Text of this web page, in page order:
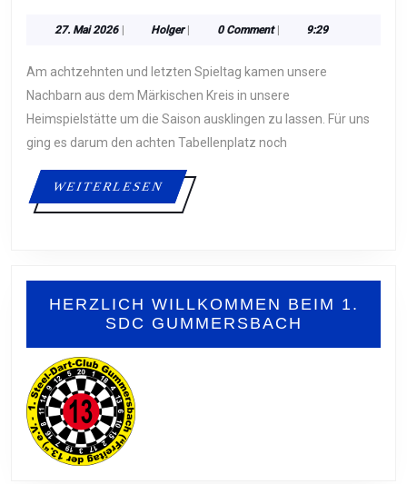
ÜBERRASCHEND
KLARER
SIEG
ZUM
SAISON-
ABSCHLUSS
GEGEN
DC
KIERSPE
27. Mai 202627.
HolgerHolger 0 Comment 9:29
Am achtzehnten und letzten Spieltag kamen unsere
Nachbarn aus dem Märkischen Kreis in unsere
Heimspielstätte um die Saison ausklingen zu lassen. Für uns
ging es darum den achten Tabellenplatz noch
WEITERLESENWEITERLESEN
HERZLICH WILLKOMMEN BEIM 1.
SDC GUMMERSBACH